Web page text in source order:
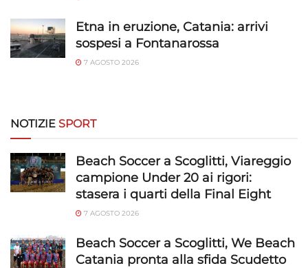
Utilizzare dati di geolocalizzazione precisi,
Riconoscere i dispositivi in base a informazioni
rilevare frodi, correggere errori, Erogare
e presentare pubblicità e contenuto,
Salvare e comunicare le scelte sulla
privacy.
Etna in eruzione, Catania: arrivi
sospesi a Fontanarossa
7 AGOSTO 2026
NOTIZIE SPORT
Beach Soccer a Scoglitti, Viareggio
campione Under 20 ai rigori:
stasera i quarti della Final Eight
7 AGOSTO 2026
Beach Soccer a Scoglitti, We Beach
Catania pronta alla sfida Scudetto